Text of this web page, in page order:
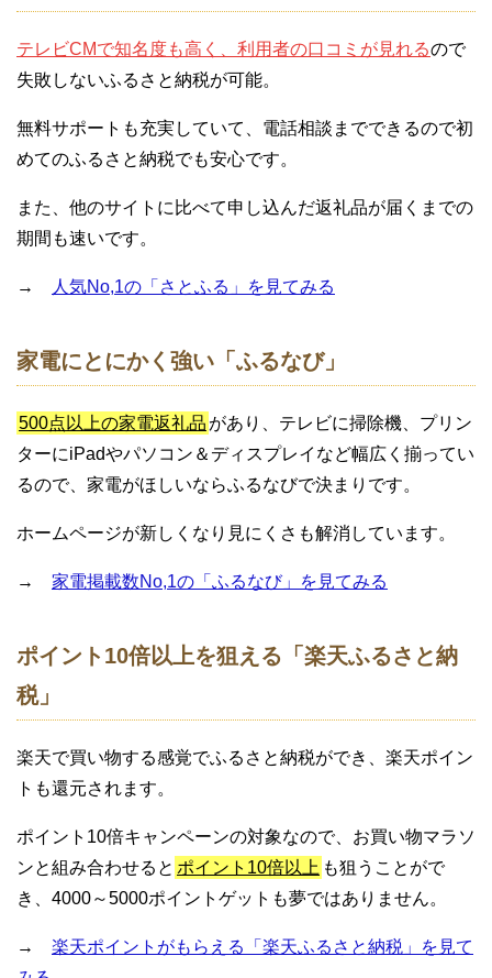
テレビCMで知名度も高く、利用者の口コミが見れるので
失敗しないふるさと納税が可能。
無料サポートも充実していて、電話相談までできるので初
めてのふるさと納税でも安心です。
また、他のサイトに比べて申し込んだ返礼品が届くまでの
期間も速いです。
→ 人気No,1の「さとふる」を見てみる
家電にとにかく強い「ふるなび」
500点以上の家電返礼品 があり、テレビに掃除機、プリン
ターにiPadやパソコン＆ディスプレイなど幅広く揃ってい
るので、家電がほしいならふるなびで決まりです。
ホームページが新しくなり見にくさも解消しています。
→ 家電掲載数No,1の「ふるなび」を見てみる
ポイント10倍以上を狙える「楽天ふるさと納
税」
楽天で買い物する感覚でふるさと納税ができ、楽天ポイン
トも還元されます。
ポイント10倍キャンペーンの対象なので、お買い物マラソ
ンと組み合わせると ポイント10倍以上 も狙うことがで
き、4000～5000ポイントゲットも夢ではありません。
→ 楽天ポイントがもらえる「楽天ふるさと納税」を見て